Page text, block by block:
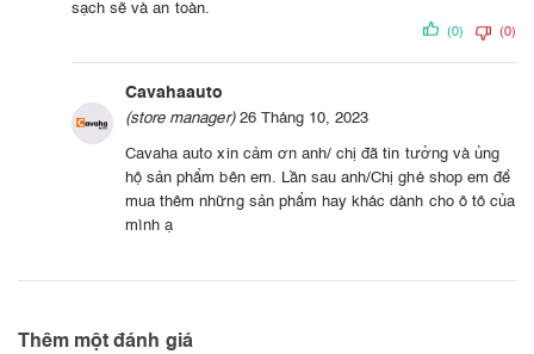
sạch sẽ và an toàn.
(0) (0)
Cavahaauto
(store manager) 26 Tháng 10, 2023
Cavaha auto xin cảm ơn anh/ chị đã tin tưởng và ủng
hộ sản phẩm bên em. Lần sau anh/Chị ghé shop em để
mua thêm những sản phẩm hay khác dành cho ô tô của
mình ạ
Thêm một đánh giá